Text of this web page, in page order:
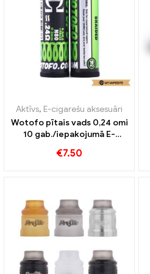
Aktīvs, E-cigarešu aksesuāri
Wotofo pītais vads 0,24 omi
10 gab./iepakojumā E-
丨Pielāgots
€7.50